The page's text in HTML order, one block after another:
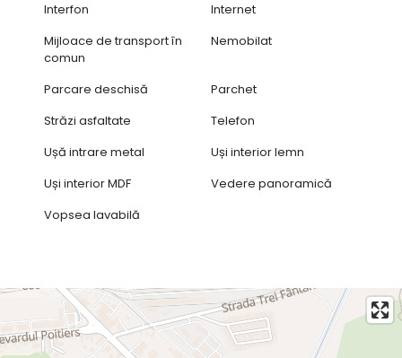
Interfon
Internet
Mijloace de transport în
comun
Nemobilat
Parcare deschisă
Parchet
Străzi asfaltate
Telefon
Ușă intrare metal
Uși interior lemn
Uși interior MDF
Vedere panoramică
Vopsea lavabilă